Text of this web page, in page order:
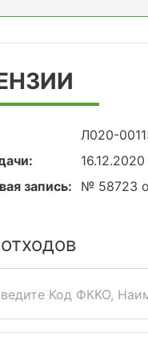
Л020-
16.12.2020
запись:
№ 58723
Код ФККО,